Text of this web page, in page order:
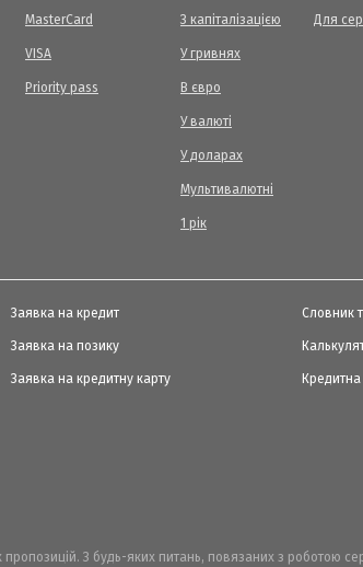
MasterCard
VISA
Priority pass
З капіталізацією
У гривнях
В євро
У валюті
У доларах
Мультивалютні
1 рік
Для
Заявка на кредит
Заявка на позику
Заявка на кредитну карту
Словник
З будь-яких питань, повязаних з роботою